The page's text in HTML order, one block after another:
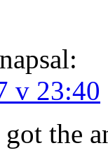
napsal:
v 23:40
the